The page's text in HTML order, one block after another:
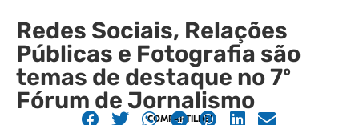
Redes Sociais, Relações
Públicas e Fotografia são
temas de destaque no 7º
Fórum de Jornalismo
COMPARTILHE!